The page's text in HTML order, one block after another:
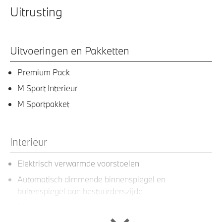
Uitrusting
Uitvoeringen en Pakketten
Premium Pack
M Sport Interieur
M Sportpakket
Interieur
Elektrisch verwarmde voorstoelen
Automatisch dimmende binnenspiegel en
buitenspiegel aan bestuurderszijde